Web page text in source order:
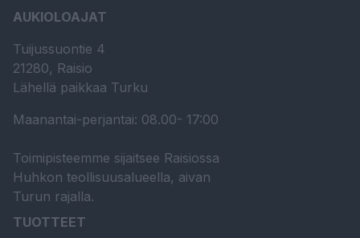
AUKIOLOAJAT
Tuijussuontie 4
21280, Raisio
Lähellä paikkaa Turku
Maanantai-perjantai: 08.00- 17:00
Toimipisteemme sijaitsee Raisiossa
Huhkon teollisuusalueella, aivan
Turun rajalla.
TUOTTEET